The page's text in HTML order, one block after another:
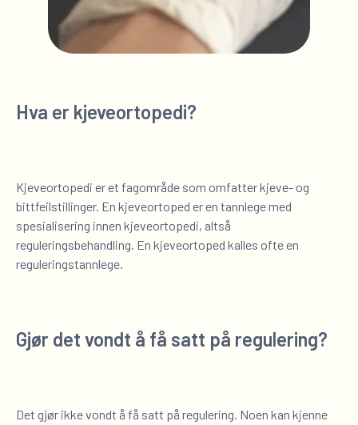
Hva er kjeveortopedi?
Kjeveortopedi er et fagområde som omfatter kjeve- og
bittfeilstillinger. En kjeveortoped er en tannlege med
spesialisering innen kjeveortopedi, altså
reguleringsbehandling. En kjeveortoped kalles ofte en
reguleringstannlege.
Gjør det vondt å få satt på regulering?
Det gjør ikke vondt å få satt på regulering. Noen kan kjenne